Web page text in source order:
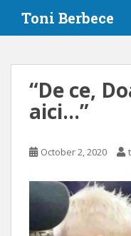
i
Toni Berbece
“De ce,
aici…”
October 2, 2020